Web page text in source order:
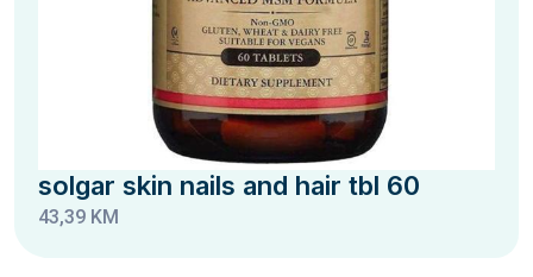
solgar skin nails and hair tbl 60
43,39 KM